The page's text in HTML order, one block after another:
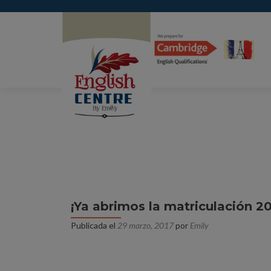
¡Ya abrimos la matriculación
Publicada el 29 marzo, 2017 por Emily